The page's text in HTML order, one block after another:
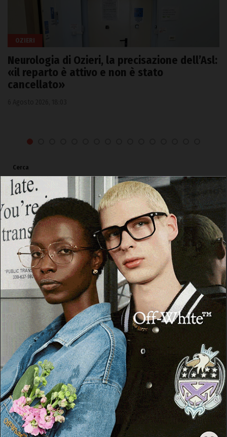
OZIERI
Neurologia di Ozieri, la precisazione dell’Asl:
«il reparto è attivo e non è stato
cancellato»
Cerca
Cerca
Facebook
Threads
Instagram
X YouTube